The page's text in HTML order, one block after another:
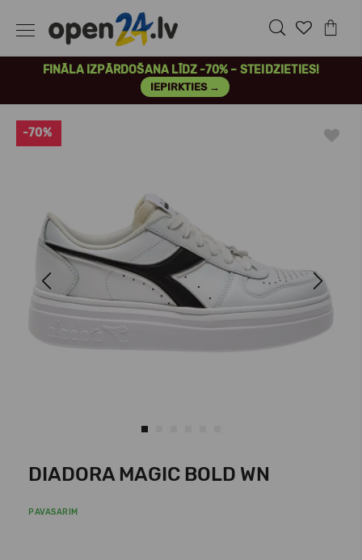
FINĀLA IZPĀRDOŠANA LĪDZ -70% – STEIDZIETIES!
IEPIRKTIES →
Previous Next
-70%
DIADORA MAGIC BOLD WN
PAVASARIM